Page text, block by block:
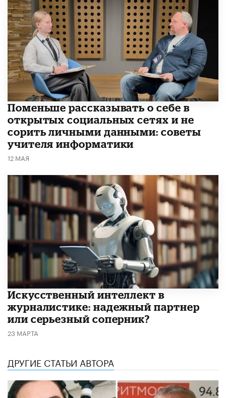
Поменьше рассказывать о себе в
открытых социальных сетях и не
сорить личными данными: советы
учителя информатики
12 МАЯ
Искусственный интеллект в
журналистике: надежный партнер
или серьезный соперник?
23 МАРТА
ДРУГИЕ СТАТЬИ АВТОРА